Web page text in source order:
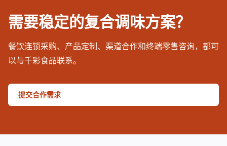
需要稳定的复合调味方案？
餐饮连锁采购、产品定制、渠道合作和终端零售咨询，都可
以与千彩食品联系。
提交合作需求